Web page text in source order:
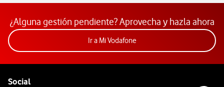
¿Alguna gestión pendiente? Aprovecha y hazla ahora
Ir a Mi VodafoneAcceder a la app Mi
Social